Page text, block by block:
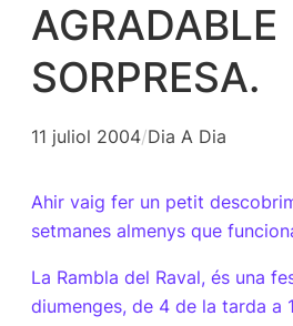
AGRADABLE
SORPRESA.
11 juliol 2004/Dia A Dia
Ahir vaig fer un petit
setmanes almenys que
La Rambla del Raval, és una
diumenges, de 4 de la tarda a